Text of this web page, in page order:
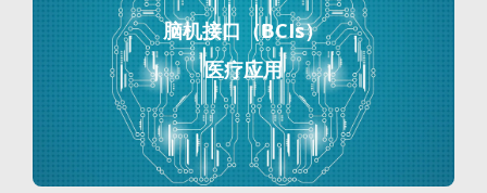
脑机接口（BCIs）
医疗应用